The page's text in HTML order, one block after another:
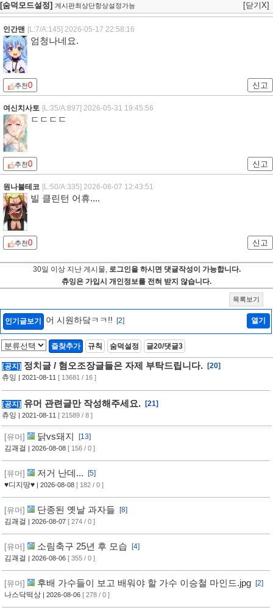
[숨덕모드설정] 게시판최상단항상설정가능 [닫기X]
인간맨 [L:7/A:145] 2026-05-17 22:58:16
엄청나네요.
추천0 신고
여신치사토 [L:35/A:897] 2026-05-31 19:45:56
ㄷㄷㄷㄷ
추천0 신고
원나블테코 [L:50/A:335] 2026-06-07 12:43:51
빌 클린턴 어휴....
추천0 신고
30일 이상 지난 게시물, 로그인을 하시면 댓글작성이 가능합니다.
츄잉은 가입시 개인정보를 전혀 받지 않습니다.
목록보기
인기글보기 어 시원하닼ㅋㅋ!! [2] 열기
즐찾추가 규칙 숨덕설정 글20/댓글3
[공지] 정치글 / 혐오조장글들은 자제 부탁드립니다.
[20]
츄잉 | 2021-08-11 [ 13681 / 16 ]
[공지] 유머 관련글만 작성해주세요.
[21]
츄잉 | 2021-08-11 [ 21589 / 8 ]
[유머] 닭vs돼지
[13]
김괘걸 | 2026-08-08 [ 156 / 0 ]
[유머] 저거 난데...
[5]
♥디지땅♥ | 2026-08-08 [ 182 / 0 ]
[유머] 단종된 옛날 과자들
[8]
김괘걸 | 2026-08-07 [ 274 / 0 ]
[유머] 소림축구 25년 후 모습
[4]
김괘걸 | 2026-08-06 [ 355 / 0 ]
[유머] 후배 가수들이 보고 배워야 할 가수 이승철 마인드.jpg
[2]
나스닥떡상 | 2026-08-06 [ 278 / 0 ]